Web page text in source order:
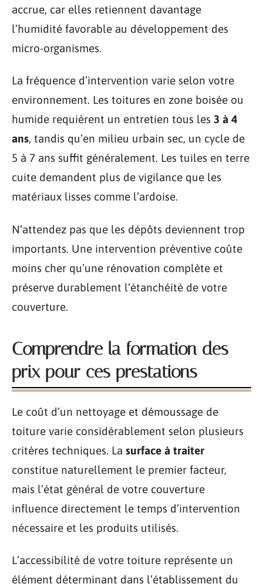
accrue, car elles retiennent davantage
l’humidité favorable au développement des
micro-organismes.
La fréquence d’intervention varie selon votre
environnement. Les toitures en zone boisée ou
humide requièrent un entretien tous les 3 à 4
ans, tandis qu’en milieu urbain sec, un cycle de
5 à 7 ans suffit généralement. Les tuiles en terre
cuite demandent plus de vigilance que les
matériaux lisses comme l’ardoise.
N’attendez pas que les dépôts deviennent trop
importants. Une intervention préventive coûte
moins cher qu’une rénovation complète et
préserve durablement l’étanchéité de votre
couverture.
Comprendre la formation des
prix pour ces prestations
Le coût d’un nettoyage et démoussage de
toiture varie considérablement selon plusieurs
critères techniques. La surface à traiter
constitue naturellement le premier facteur,
mais l’état général de votre couverture
influence directement le temps d’intervention
nécessaire et les produits utilisés.
L’accessibilité de votre toiture représente un
élément déterminant dans l’établissement du